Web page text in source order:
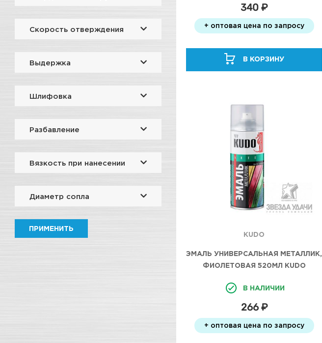
Скорость отверждения
Выдержка
Шлифовка
Разбавление
Вязкость при нанесении
Диаметр сопла
ПРИМЕНИТЬ
340 ₽
+ оптовая цена по запросу
В КОРЗИНУ
KUDO
ЭМАЛЬ УНИВЕРСАЛЬНАЯ МЕТАЛЛИК,
ФИОЛЕТОВАЯ 520МЛ KUDO
В НАЛИЧИИ
266 ₽
+ оптовая цена по запросу